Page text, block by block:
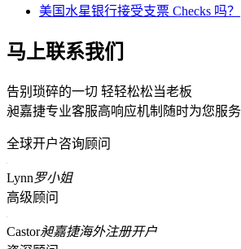
美国水星银行接受支票 Checks 吗？
马上联系我们
告别琐碎的一切 轻轻松松当老板
昶嘉捷专业客服高响应机制随时为您服务
全球开户咨询顾问
Lynn罗小姐
高级顾问
Castor昶嘉捷海外注册开户